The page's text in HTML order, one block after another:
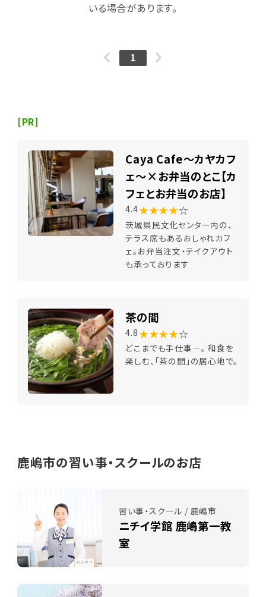
いる場合があります。
1
[PR]
Caya Cafe～カヤカフ
ェ～×お弁当のとこ【カ
フェとお弁当のお店】
4.4★★★★☆
茨城県民文化センター内の、
テラス席もあるおしゃれカフ
ェ。お弁当注文・テイクアウト
も承っております
茶の間
4.8 ★★★★☆
どこまでも手仕事―。 和食を
楽しむ、「茶の間」の居心地で。
鹿嶋市の習い事・スクールのお店
習い事・スクール / 鹿嶋市
ニチイ学館 鹿嶋第一教
室